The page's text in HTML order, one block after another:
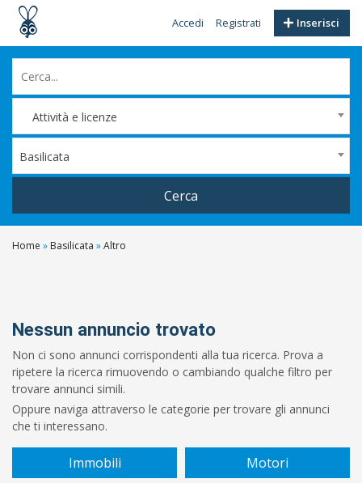
Inserisci
Accedi Registrati
Attività e licenze
Basilicata
Cerca
€
A
€
Home » Basilicata »Altro
Nessun annuncio trovato
Non ci sono annunci corrispondenti alla tua ricerca. Prova a
ripetere la ricerca rimuovendo o cambiando qualche filtro per
trovare annunci simili.
Oppure naviga attraverso le categorie per trovare gli annunci
che ti interessano.
Immobili Motori